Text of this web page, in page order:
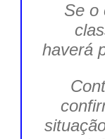
Se o
haverá